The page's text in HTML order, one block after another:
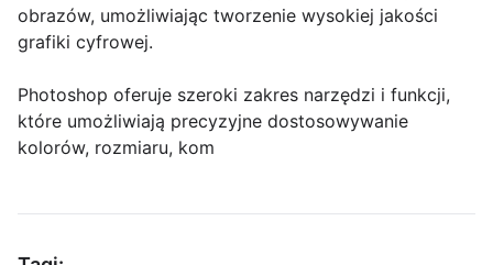
obrazów, umożliwiając tworzenie wysokiej jakości
grafiki cyfrowej.
Photoshop oferuje szeroki zakres narzędzi i funkcji,
które umożliwiają precyzyjne dostosowywanie
kolorów, rozmiaru, kom